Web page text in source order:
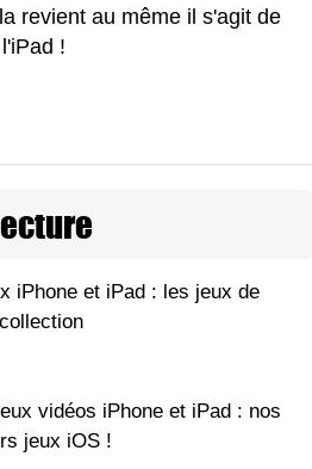
revient au même il s'agit de
!
iPhone et iPad : les jeux de
vidéos iPhone et iPad : nos
jeux iOS !